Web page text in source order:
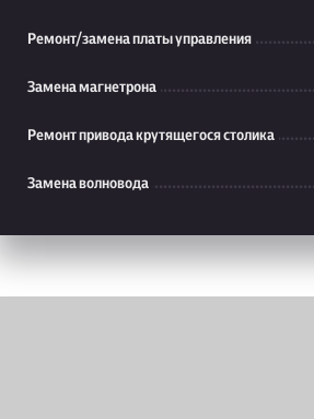
Ремонт/замена платы управления
Замена магнетрона
Ремонт привода крутящегося столика
Замена волновода